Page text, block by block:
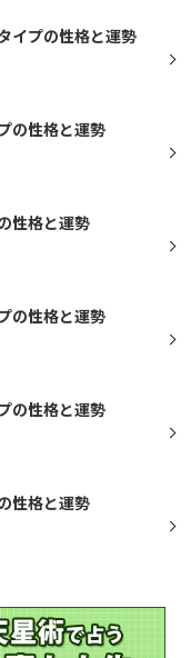
イプの性格と運勢
の性格と運勢
性格と運勢
の性格と運勢
の性格と運勢
性格と運勢